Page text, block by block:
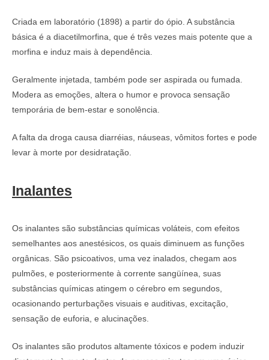
Criada em laboratório (1898) a partir do ópio. A substância
básica é a diacetilmorfina, que é três vezes mais potente que a
morfina e induz mais à dependência.
Geralmente injetada, também pode ser aspirada ou fumada.
Modera as emoções, altera o humor e provoca sensação
temporária de bem-estar e sonolência.
A falta da droga causa diarréias, náuseas, vômitos fortes e pode
levar à morte por desidratação.
Inalantes
Os inalantes são substâncias químicas voláteis, com efeitos
semelhantes aos anestésicos, os quais diminuem as funções
orgânicas. São psicoativos, uma vez inalados, chegam aos
pulmões, e posteriormente à corrente sangüínea, suas
substâncias químicas atingem o cérebro em segundos,
ocasionando perturbações visuais e auditivas, excitação,
sensação de euforia, e alucinações.
Os inalantes são produtos altamente tóxicos e podem induzir